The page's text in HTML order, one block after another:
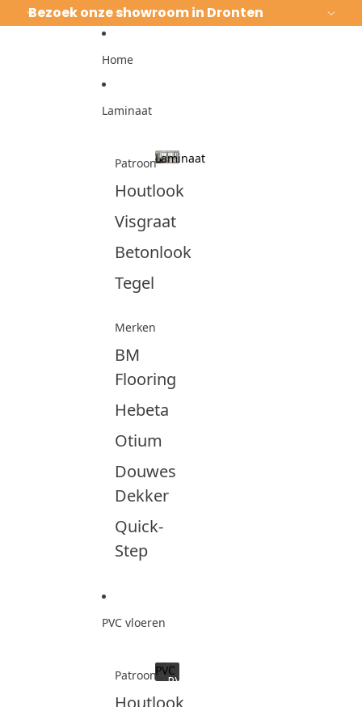
Bezoek onze showroom in Dronten
Home
Laminaat
Patroon
Houtlook
Visgraat
Betonlook
Tegel
Merken
BM
Flooring
Hebeta
Otium
Douwes
Dekker
Quick-
Step
Laminaat
PVC vloeren
Patroon
Houtlook
PVC
PVC